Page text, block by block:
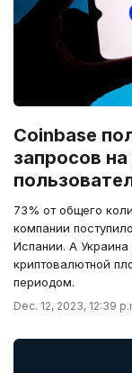
Coinbase
запросов
73% от общего
компании
Испании. А Украина
криптовалютной
периодом.
Dec. 12, 2023, 12:39